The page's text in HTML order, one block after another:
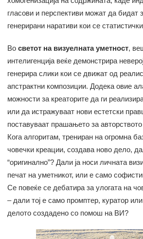
гласови и перспективи можат да бидат
генерирани наративи кои се
Во светот на визуелната уметност,
интелигенција веќе демонстрира
генерира слики кои се движат од
апстрактни композиции. Додека овие
можности за креаторите да ги
или да истражуваат нови естетски
поставуваат прашањето за
Кога алгоритам, трениран на огромна
човечки креации, создава ново дело,
“оригинално”? Дали ја носи личната
печат на уметникот, или е само
Се повеќе се дебатира за улогата на
– дали тој е само промптер, куратор
делото создадено со помош на ВИ?